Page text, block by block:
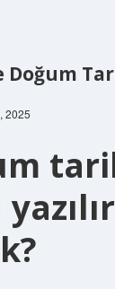
Doğum
2025
yazılır